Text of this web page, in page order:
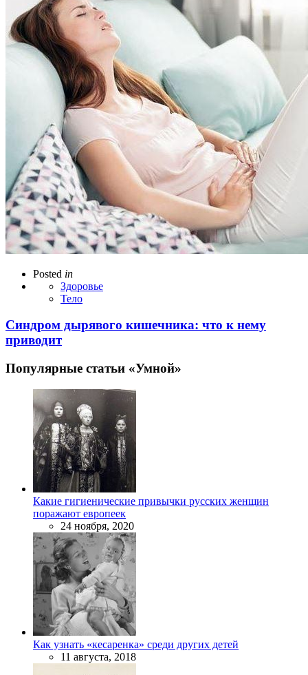
Posted in
Здоровье
Тело
Синдром дырявого кишечника: что к нему
приводит
Популярные статьи «Умной»
Какие гигиенические привычки русских женщин
поражают европеек
24 ноября, 2020
Как узнать «кесаренка» среди других детей
11 августа, 2018